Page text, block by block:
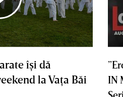
îşi dă
la Vaţa Băi
IN